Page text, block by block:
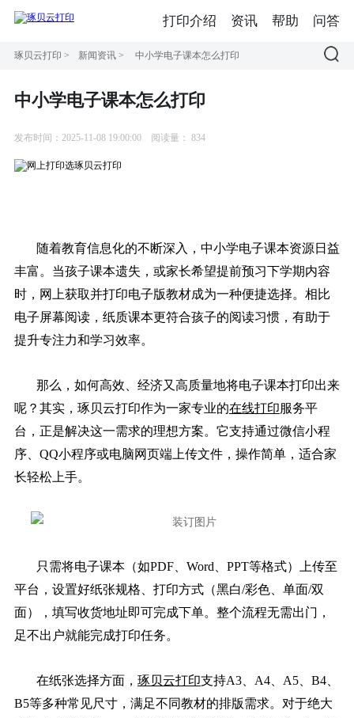
琢贝云打印 > 新闻资讯 > 中小学电子课本怎么打印
中小学电子课本怎么打印
发布时间：2025-11-08 19:00:00 阅读量： 834
随着教育信息化的不断深入，中小学电子课本资源日益
丰富。当孩子课本遗失，或家长希望提前预习下学期内容
时，网上获取并打印电子版教材成为一种便捷选择。相比
电子屏幕阅读，纸质课本更符合孩子的阅读习惯，有助于
提升专注力和学习效率。
那么，如何高效、经济又高质量地将电子课本打印出来
呢？其实，琢贝云打印作为一家专业的在线打印服务平
台，正是解决这一需求的理想方案。它支持通过微信小程
序、QQ小程序或电脑网页端上传文件，操作简单，适合家
长轻松上手。
只需将电子课本（如PDF、Word、PPT等格式）上传至
平台，设置好纸张规格、打印方式（黑白/彩色、单面/双
面），填写收货地址即可完成下单。整个流程无需出门，
足不出户就能完成打印任务。
在纸张选择方面， 琢贝云打印支持A3、A4、A5、B4、
B5等多种常见尺寸，满足不同教材的排版需求。对于绝大
打印介绍 资讯 帮助 问答